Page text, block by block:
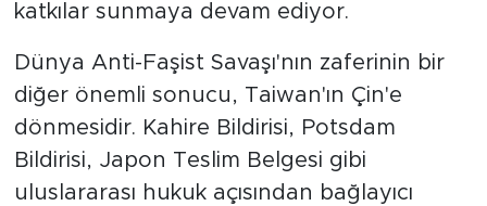
katkılar sunmaya devam ediyor.
Dünya Anti-Faşist Savaşı'nın zaferinin bir
diğer önemli sonucu, Taiwan'ın Çin'e
dönmesidir. Kahire Bildirisi, Potsdam
Bildirisi, Japon Teslim Belgesi gibi
uluslararası hukuk açısından bağlayıcı